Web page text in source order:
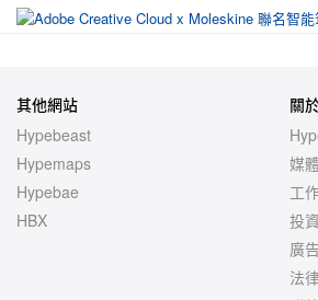
其他網站
Hypebeast
Hypemaps
Hypebae
HBX
關
媒
工
投
廣
法